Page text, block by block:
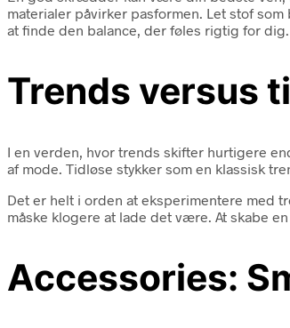
materialer påvirker pasformen. Let stof
at finde den balance, der føles rigtig for dig.
Trends versus
I en verden, hvor trends skifter hurtigere
af mode. Tidløse stykker som en klassisk
Det er helt i orden at eksperimentere med
måske klogere at lade det være. At skabe
Accessories: